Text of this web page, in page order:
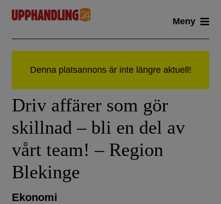
content
Meny
Driv affärer som gör
skillnad – bli en del av
vårt team! – Region
Blekinge
Ekonomi